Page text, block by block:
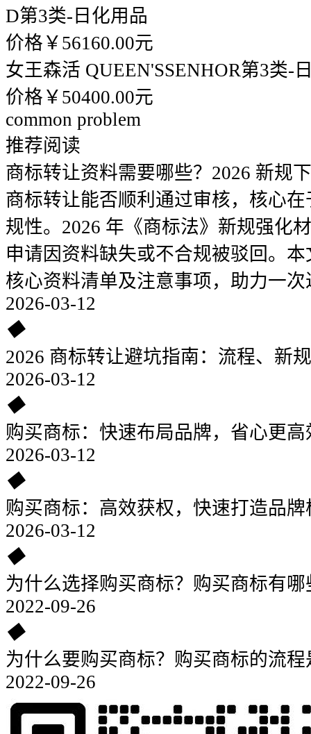
D第3类-日化用品
价格￥56160.00元
女王森活 QUEEN'SSENHOR第3类-
价格￥50400.00元
common problem
推荐阅读
商标转让资料需要哪些？2026 新规
商标转让能否顺利通过审核，核心
规性。2026 年《商标法》新规强化
申请因资料缺失或不合规被驳回。
核心资料清单及注意事项，助力一次
2026-03-12
◆
2026 商标转让避坑指南：流程、新
2026-03-12
◆
购买商标：快速布局品牌，省心更高
2026-03-12
◆
购买商标：高效获权，快速打造品
2026-03-12
◆
为什么选择购买商标？购买商标有
2022-09-26
◆
为什么要购买商标？购买商标的流
2022-09-26